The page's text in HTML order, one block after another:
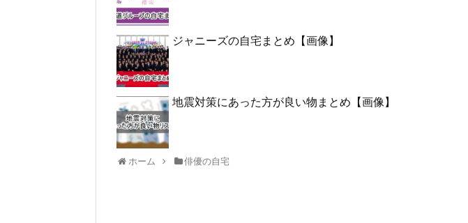
ジャニーズの自宅まとめ【画像】
地震対策にあった方が良い物まとめ【画像】
ホーム 俳優の自宅